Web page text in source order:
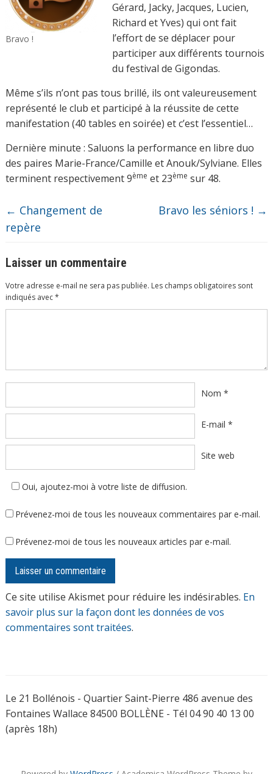
Bravo !
Gérard, Jacky, Jacques, Lucien,
Richard et Yves) qui ont fait
l’effort de se déplacer pour
participer aux différents tournois
du festival de Gigondas.
Même s’ils n’ont pas tous brillé, ils ont valeureusement
représenté le club et participé à la réussite de cette
manifestation (40 tables en soirée) et c’est l’essentiel…
Dernière minute : Saluons la performance en libre duo
des paires Marie-France/Camille et Anouk/Sylviane. Elles
terminent respectivement 9ème et 23ème sur 48.
← Changement de
repère
Bravo les séniors ! →
Laisser un commentaire
Votre adresse e-mail ne sera pas publiée. Les champs obligatoires sont
indiqués avec*
Nom *
E-mail *
Site web
Oui, ajoutez-moi à votre liste de diffusion.
Prévenez-moi de tous les nouveaux commentaires par e-mail.
Prévenez-moi de tous les nouveaux articles par e-mail.
Ce site utilise Akismet pour réduire les indésirables. En
savoir plus sur la façon dont les données de vos
commentaires sont traitées.
Le 21 Bollénois - Quartier Saint-Pierre 486 avenue des
Fontaines Wallace 84500 BOLLÈNE - Tél 04 90 40 13 00
(après 18h)